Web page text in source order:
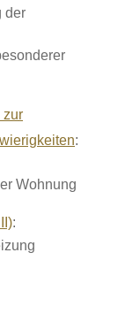
der
zur
:
Wohnung
: